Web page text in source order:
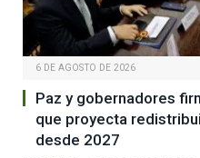
6 DE AGOSTO DE 2026
Paz y gobernadores
que proyecta
desde 2027